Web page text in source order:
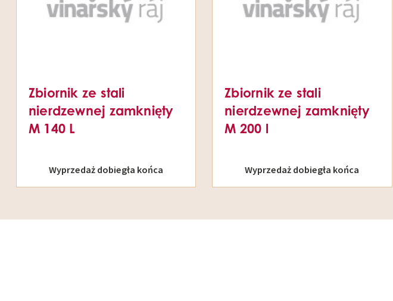
Zbiornik ze stali
nierdzewnej zamknięty
M 140 L
Wyprzedaż dobiegła końca
Zbiornik ze stali
nierdzewnej zamknięty
M 200 l
Wyprzedaż dobiegła końca